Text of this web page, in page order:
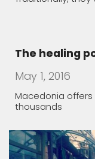
Old bazaar
March 20, 2016
Lazy Sunday
Rugince –